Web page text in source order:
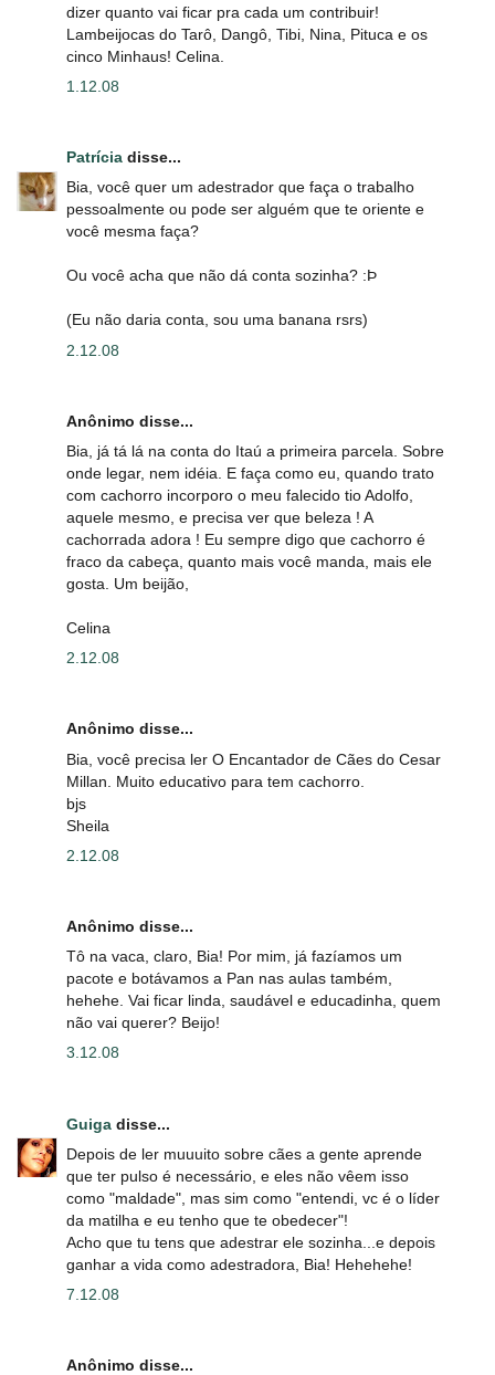
dizer quanto vai ficar pra cada um contribuir!
Lambeijocas do Tarô, Dangô, Tibi, Nina, Pituca e os
cinco Minhaus! Celina.
1.12.08
Patrícia disse...
Bia, você quer um adestrador que faça o trabalho
pessoalmente ou pode ser alguém que te oriente e
você mesma faça?
Ou você acha que não dá conta sozinha? :Þ
(Eu não daria conta, sou uma banana rsrs)
2.12.08
Anônimo disse...
Bia, já tá lá na conta do Itaú a primeira parcela. Sobre
onde legar, nem idéia. E faça como eu, quando trato
com cachorro incorporo o meu falecido tio Adolfo,
aquele mesmo, e precisa ver que beleza ! A
cachorrada adora ! Eu sempre digo que cachorro é
fraco da cabeça, quanto mais você manda, mais ele
gosta. Um beijão,
Celina
2.12.08
Anônimo disse...
Bia, você precisa ler O Encantador de Cães do Cesar
Millan. Muito educativo para tem cachorro.
bjs
Sheila
2.12.08
Anônimo disse...
Tô na vaca, claro, Bia! Por mim, já fazíamos um
pacote e botávamos a Pan nas aulas também,
hehehe. Vai ficar linda, saudável e educadinha, quem
não vai querer? Beijo!
3.12.08
Guiga disse...
Depois de ler muuuito sobre cães a gente aprende
que ter pulso é necessário, e eles não vêem isso
como "maldade", mas sim como "entendi, vc é o líder
da matilha e eu tenho que te obedecer"!
Acho que tu tens que adestrar ele sozinha...e depois
ganhar a vida como adestradora, Bia! Hehehehe!
7.12.08
Anônimo disse...